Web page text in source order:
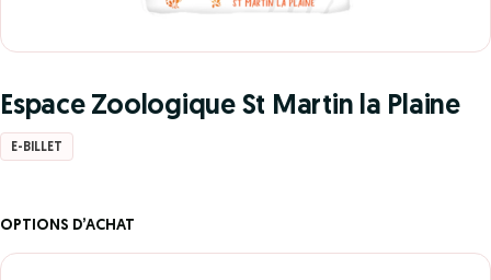
Espace Zoologique St Martin la Plaine
E-BILLET
OPTIONS D’ACHAT